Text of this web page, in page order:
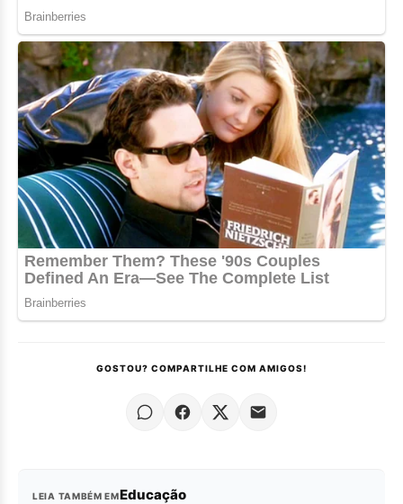
GOSTOU? COMPARTILHE COM AMIGOS!
LEIA TAMBÉM EMEducação